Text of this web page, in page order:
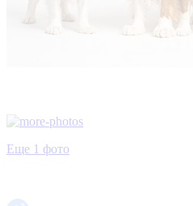
Еще 1 фото